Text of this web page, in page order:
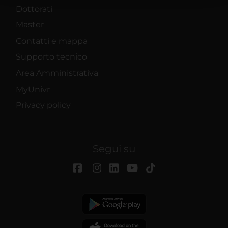
raccolto dal tuo utilizzo dei loro servizi.
Dottorati
Master
Contatti e mappa
Supporto tecnico
Area Amministrativa
MyUnivr
Privacy policy
Segui su